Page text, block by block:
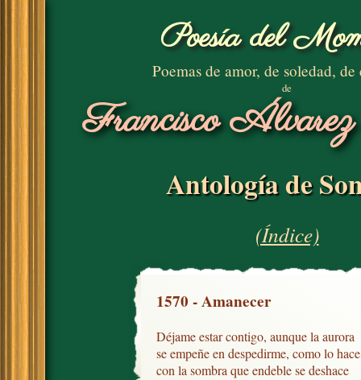
Poesía del
Poemas de amor, de soledad, de
de
Francisco
Antología de
(Índice)
1570 - Amanecer
Déjame estar contigo, aunque la aurora
se empeñe en despedirme, como lo hace
con la sombra que endeble se deshace